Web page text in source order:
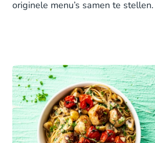
originele menu’s samen te stellen.